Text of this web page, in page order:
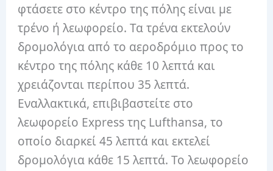
φτάσετε στο κέντρο της πόλης είναι με
τρένο ή λεωφορείο. Τα τρένα εκτελούν
δρομολόγια από το αεροδρόμιο προς το
κέντρο της πόλης κάθε 10 λεπτά και
χρειάζονται περίπου 35 λεπτά.
Εναλλακτικά, επιβιβαστείτε στο
λεωφορείο Express της Lufthansa, το
οποίο διαρκεί 45 λεπτά και εκτελεί
δρομολόγια κάθε 15 λεπτά. Το λεωφορείο